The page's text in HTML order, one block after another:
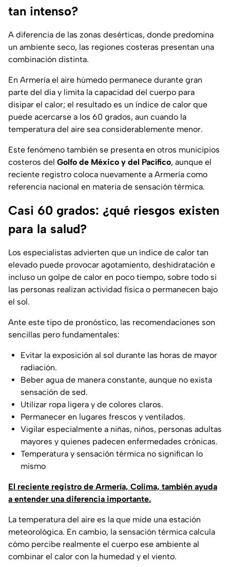
tan intenso?
A diferencia de las zonas desérticas, donde predomina
un ambiente seco, las regiones costeras presentan una
combinación distinta.
En Armería el aire húmedo permanece durante gran
parte del día y limita la capacidad del cuerpo para
disipar el calor; el resultado es un índice de calor que
puede acercarse a los 60 grados, aun cuando la
temperatura del aire sea considerablemente menor.
Este fenómeno también se presenta en otros municipios
costeros del Golfo de México y del Pacífico, aunque el
reciente registro coloca nuevamente a Armería como
referencia nacional en materia de sensación térmica.
Casi 60 grados: ¿qué riesgos existen
para la salud?
Los especialistas advierten que un índice de calor tan
elevado puede provocar agotamiento, deshidratación e
incluso un golpe de calor en poco tiempo, sobre todo si
las personas realizan actividad física o permanecen bajo
el sol.
Ante este tipo de pronóstico, las recomendaciones son
sencillas pero fundamentales:
Evitar la exposición al sol durante las horas de mayor
radiación.
Beber agua de manera constante, aunque no exista
sensación de sed.
Utilizar ropa ligera y de colores claros.
Permanecer en lugares frescos y ventilados.
Vigilar especialmente a niñas, niños, personas adultas
mayores y quienes padecen enfermedades crónicas.
Temperatura y sensación térmica no significan lo
mismo
El reciente registro de Armería, Colima, también ayuda
a entender una diferencia importante.
La temperatura del aire es la que mide una estación
meteorológica. En cambio, la sensación térmica calcula
cómo percibe realmente el cuerpo ese ambiente al
combinar el calor con la humedad y el viento.